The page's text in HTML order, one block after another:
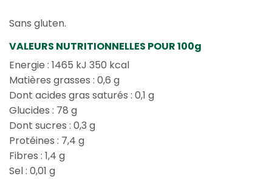
Sans gluten.
VALEURS NUTRITIONNELLES POUR 100g
Energie : 1465 kJ 350 kcal
Matières grasses : 0,6 g
Dont acides gras saturés : 0,1 g
Glucides : 78 g
Dont sucres : 0,3 g
Protéines : 7,4 g
Fibres : 1,4 g
Sel : 0,01 g